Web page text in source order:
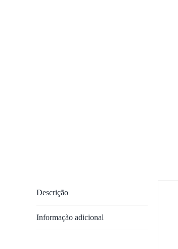
Descrição
Informação adicional